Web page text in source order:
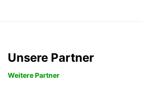
Unsere Partner
Weitere Partner